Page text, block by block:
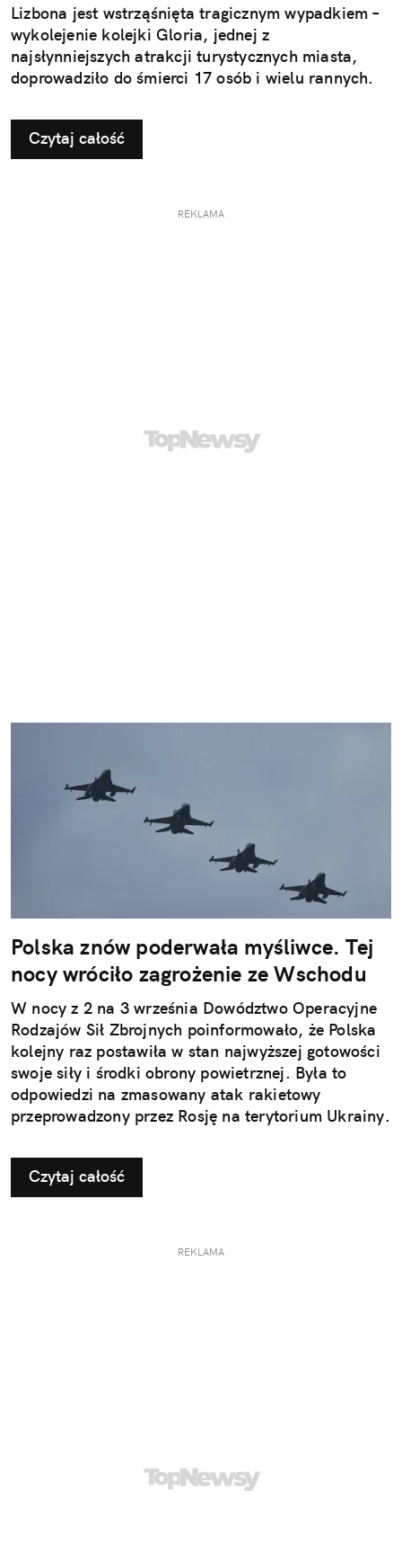
Lizbona jest wstrząśnięta tragicznym wypadkiem –
wykolejenie kolejki Gloria, jednej z
najsłynniejszych atrakcji turystycznych miasta,
doprowadziło do śmierci 17 osób i wielu rannych.
Czytaj całość
REKLAMA
Polska znów poderwała myśliwce. Tej
nocy wróciło zagrożenie ze Wschodu
W nocy z 2 na 3 września Dowództwo Operacyjne
Rodzajów Sił Zbrojnych poinformowało, że Polska
kolejny raz postawiła w stan najwyższej gotowości
swoje siły i środki obrony powietrznej. Była to
odpowiedzi na zmasowany atak rakietowy
przeprowadzony przez Rosję na terytorium Ukrainy.
Czytaj całość
REKLAMA